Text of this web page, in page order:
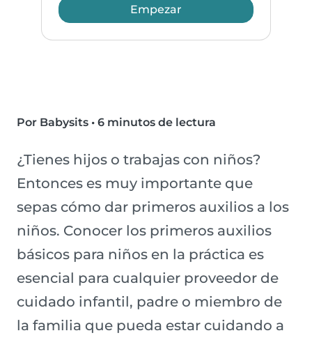
Empezar
Por Babysits • 6 minutos de lectura
¿Tienes hijos o trabajas con niños?
Entonces es muy importante que
sepas cómo dar primeros auxilios a los
niños. Conocer los primeros auxilios
básicos para niños en la práctica es
esencial para cualquier proveedor de
cuidado infantil, padre o miembro de
la familia que pueda estar cuidando a